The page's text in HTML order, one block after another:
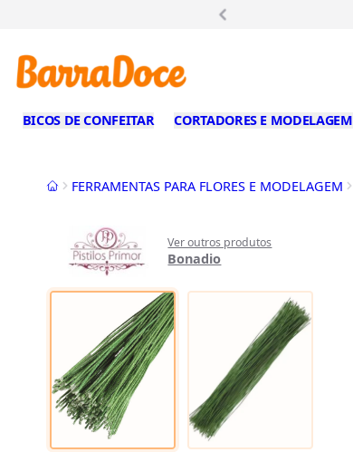
BICOS DE CONFEITAR CORTADORES E MODELAGEM
InícioFERRAMENTAS PARA FLORES E MODELAGEM
Ver outros produtos
Bonadio